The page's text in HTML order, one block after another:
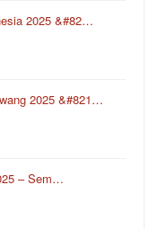
2025 &#82…
2025 &#821…
– Sem…